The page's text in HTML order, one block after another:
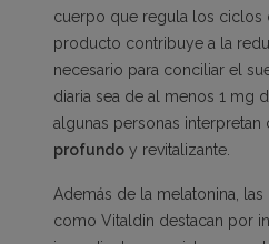
cuerpo que regula los ciclos
producto contribuye a la
necesario para conciliar el
diaria sea de al menos 1 mg
algunas personas interpretan
profundo y revitalizante.
Además de la melatonina,
como Vitaldin destacan por